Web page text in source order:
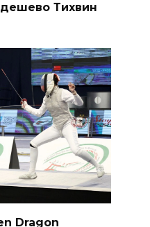
Тихвин
Dragon